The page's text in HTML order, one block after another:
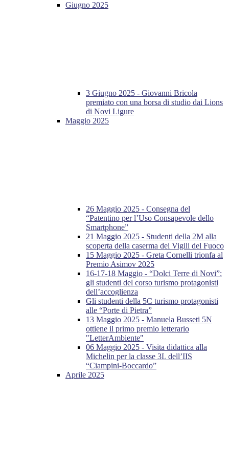
Giugno 2025
3 Giugno 2025 - Giovanni Bricola
premiato con una borsa di studio dai Lions
di Novi Ligure
Maggio 2025
26 Maggio 2025 - Consegna del
“Patentino per l’Uso Consapevole dello
Smartphone”
21 Maggio 2025 - Studenti della 2M alla
scoperta della caserma dei Vigili del Fuoco
15 Maggio 2025 - Greta Cornelli trionfa al
Premio Asimov 2025
16-17-18 Maggio - “Dolci Terre di Novi”:
gli studenti del corso turismo protagonisti
dell’accoglienza
Gli studenti della 5C turismo protagonisti
alle “Porte di Pietra”
13 Maggio 2025 - Manuela Busseti 5N
ottiene il primo premio letterario
"LetterAmbiente"
06 Maggio 2025 - Visita didattica alla
Michelin per la classe 3L dell’IIS
“Ciampini-Boccardo”
Aprile 2025